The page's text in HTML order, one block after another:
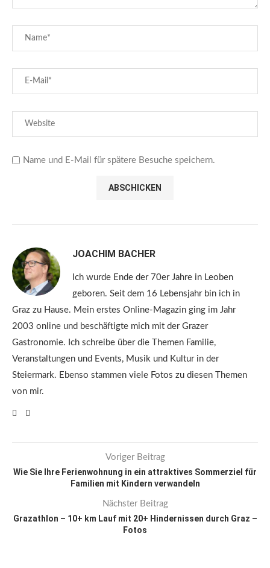
Name und E-Mail für spätere Besuche speichern.
JOACHIM BACHER
Ich wurde Ende der 70er Jahre in Leoben
geboren. Seit dem 16 Lebensjahr bin ich in
Graz zu Hause. Mein erstes Online-Magazin ging im Jahr
2003 online und beschäftigte mich mit der Grazer
Gastronomie. Ich schreibe über die Themen Familie,
Veranstaltungen und Events, Musik und Kultur in der
Steiermark. Ebenso stammen viele Fotos zu diesen Themen
von mir.
Voriger Beitrag
Wie Sie Ihre Ferienwohnung in ein attraktives Sommerziel für
Familien mit Kindern verwandeln
Nächster Beitrag
Grazathlon – 10+ km Lauf mit 20+ Hindernissen durch Graz –
Fotos